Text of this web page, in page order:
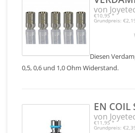
von
€10,95 *
Grundpreis:
Diesen
0,5, 0,6 und 1,0 Ohm Widerstand.
EN COIL
von
€11,95 *
Grundpreis: